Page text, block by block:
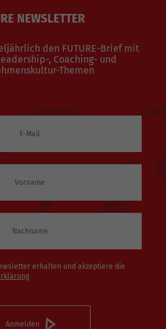
NEWSLETTER
den FUTURE-Brief mit
, Coaching- und
Themen
erhalten und akzeptiere die